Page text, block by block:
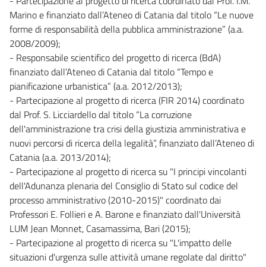
Marino e finanziato dall’Ateneo di Catania dal titolo “Le nuove
forme di responsabilità della pubblica amministrazione” (a.a.
2008/2009);
- Responsabile scientifico del progetto di ricerca (BdA)
finanziato dall’Ateneo di Catania dal titolo “Tempo e
pianificazione urbanistica” (a.a. 2012/2013);
- Partecipazione al progetto di ricerca (FIR 2014) coordinato
dal Prof. S. Licciardello dal titolo “La corruzione
dell'amministrazione tra crisi della giustizia amministrativa e
nuovi percorsi di ricerca della legalità”, finanziato dall’Ateneo di
Catania (a.a. 2013/2014);
- Partecipazione al progetto di ricerca su "I principi vincolanti
dell'Adunanza plenaria del Consiglio di Stato sul codice del
processo amministrativo (2010-2015)" coordinato dai
Professori E. Follieri e A. Barone e finanziato dall'Università
LUM Jean Monnet, Casamassima, Bari (2015);
- Partecipazione al progetto di ricerca su "L'impatto delle
situazioni d'urgenza sulle attività umane regolate dal diritto"